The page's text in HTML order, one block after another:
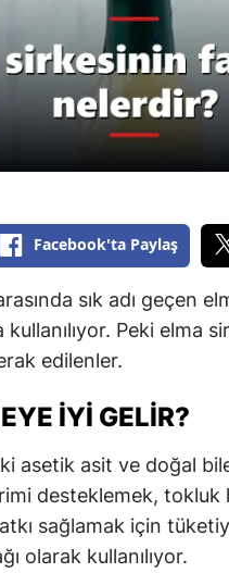
Facebook'ta Paylaş
sık adı geçen
kullanılıyor. Peki elma
edilenler.
IYI GELIR?
asetik asit ve doğal
desteklemek, tokluk
sağlamak için
olarak kullanılıyor.